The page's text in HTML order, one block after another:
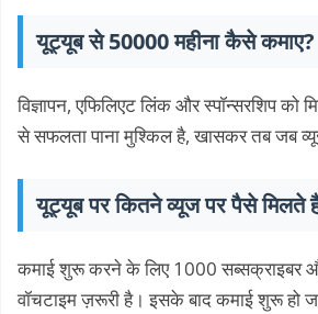
यूट्यूब से 50000 महीना कैसे कमाए?
विज्ञापन, एफिलिएट लिंक और स्पॉन्सरशिप को
से सफलता पाना मुश्किल है, खासकर तब जब
यूट्यूब पर कितने व्यूज पर पैसे मिलते
कमाई शुरू करने के लिए 1000 सब्सक्राइबर
वॉचटाइम ज़रूरी है। इसके बाद कमाई शुरू हो